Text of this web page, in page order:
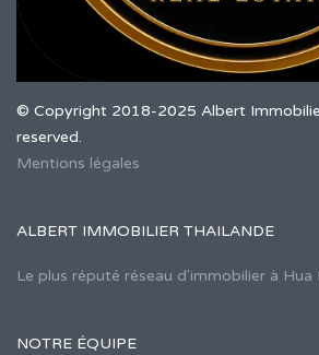
© Copyright 2018-2025 Albert
reserved.
Mentions légales
ALBERT IMMOBILIER THAILANDE
Le plus réputé réseau d'immobilier à Hua
NOTRE ÉQUIPE